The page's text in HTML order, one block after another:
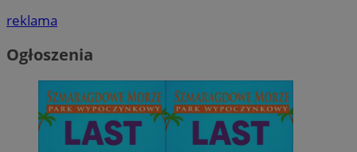
reklama
Ogłoszenia